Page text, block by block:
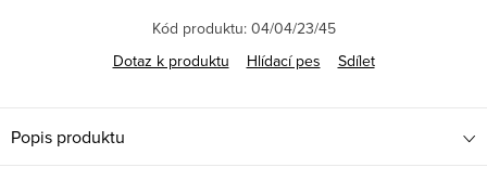
Kód produktu: 04/04/23/45
Dotaz k produktu
Hlídací pes Sdílet
Popis produktu